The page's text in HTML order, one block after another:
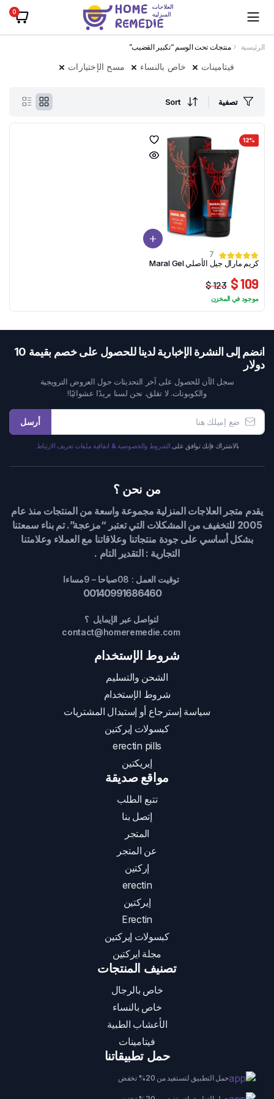
0
الرئيسية منتجات تحت الوسم “تكبير القضيب”
مسح الإختيارات خاص بالنساء فيتامينات
تصفية Sort
12%
7
كريم مارال جيل الأصلي Maral Gel
123 $
الأصلي
109 $
الحالي
موجود في المخزن
انضم إلى النشرة الإخبارية لدينا للحصول على خصم بقيمة 10
دولار
سجل الآن للحصول على آخر التحديثات حول العروض الترويجية
والكوبونات. لا تقلق، نحن لسنا بريدًا عشوائيًا!
أرسل
بالاشتراك فإنك توافق على الشروط والخصوصية & اتفاقية ملفات تعريف الارتباط.
من نحن ؟
يقدم متجر العلاجات المنزلية مجموعة واسعة من المنتجات منذ عام
2005 للتخفيف من المشكلات التي تعتبر “مزعجة”. تم بناء سمعتنا
بشكل أساسي على جودة منتجاتنا وعلاقاتنا مع العملاء وعلامتنا
التجارية : التقدير التام .
توقيت العمل : 08صباحا – 9مساءا
00140991686460
لتواصل عبر الإيمايل ؟
contact@homeremedie.com
شروط الإستخدام
الشحن والتسليم
شروط الإستخدام
سياسة إسترجاع أو إستبدال المشتريات
كبسولات إيركتين
erectin pills
إيريكتين
مواقع صديقة
تتبع الطلب
إتصل بنا
المتجر
عن المتجر
إركتين
erectin
إيركتين
Erectin
كبسولات إيركتين
مجلة ايركتين
تصنيف المنتجات
خاص بالرجال
خاص بالنساء
الأعشاب الطبية
فيتامينات
حمل تطبيقاتنا
حمل التطبيق لتستفيد من 20% تخفض